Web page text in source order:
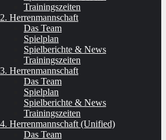
Trainingszeiten
2. Herrenmannschaft
Das Team
Spielplan
Spielberichte & News
Trainingszeiten
3. Herrenmannschaft
Das Team
Spielplan
Spielberichte & News
Trainingszeiten
4. Herrenmannschaft (Unified)
Das Team